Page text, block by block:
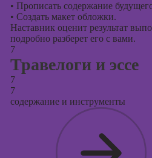
• Прописать содержание
• Создать макет обложки.
Наставник оценит результат
подробно разберет его с вами.
7
Травелоги и эссе
7
7
содержание и инструменты